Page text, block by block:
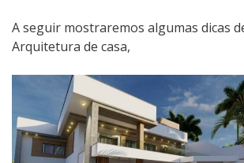
A seguir mostraremos algumas dicas
Arquitetura de casa,